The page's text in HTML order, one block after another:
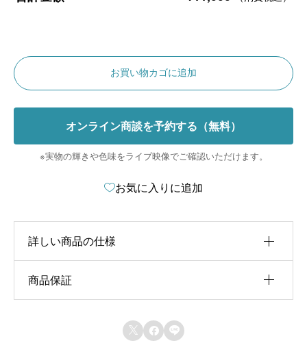
お買い物カゴに追加
オンライン商談を予約する（無料）
※実物の輝きや色味をライブ映像でご確認いただけます。
お気に入りに追加
詳しい商品の仕様
ct
1.10ct
商品保証
  